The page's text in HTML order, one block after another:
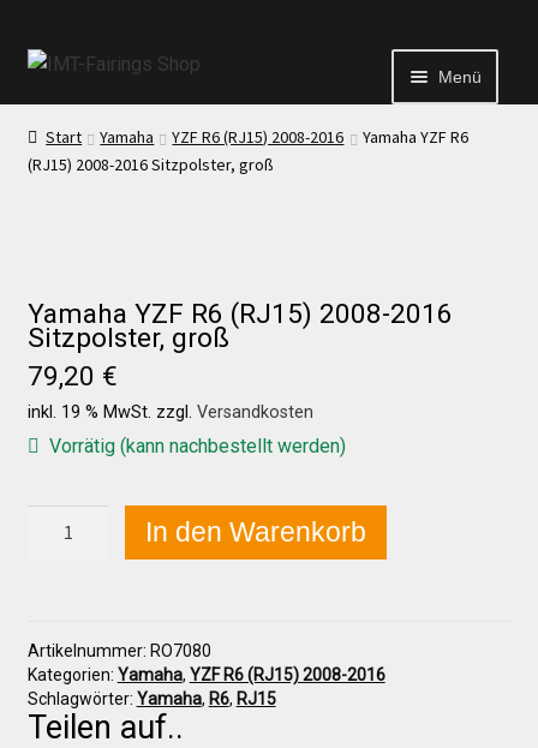
Menü
Start
Kontakt
News
News
Test Startseite
Infos zu unseren Produkten
Start Yamaha YZF R6 (RJ15) 2008-2016
Yamaha YZF R6
(RJ15) 2008-2016 Sitzpolster, groß
Yamaha YZF R6 (RJ15) 2008-2016
Sitzpolster, groß
79,20 €
inkl. 19 % MwSt. zzgl. Versandkosten
Vorrätig (kann nachbestellt werden)
Sitzpolster,
groß
Menge
In den Warenkorb
Artikelnummer: RO7080
Kategorien: Yamaha, YZF R6 (RJ15) 2008-2016
Schlagwörter: Yamaha, R6, RJ15
Teilen auf..